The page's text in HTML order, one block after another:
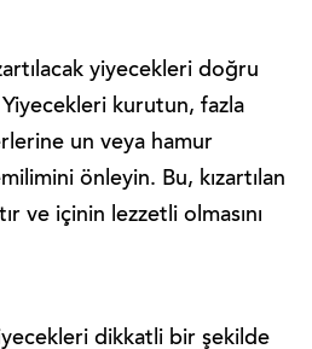
yiyecekleri doğru
Yiyecekleri kurutun, fazla
un veya hamur
önleyin. Bu, kızartılan
ve içinin lezzetli olmasını
dikkatli bir şekilde